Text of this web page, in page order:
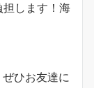
します！海
ひお友達に